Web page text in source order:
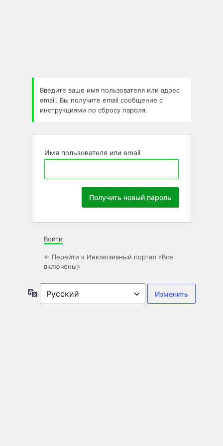
Введите ваше имя пользователя или адрес
email. Вы получите email сообщение с
инструкциями по сбросу пароля.
Имя пользователя или email
Войти
← Перейти к Инклюзивный портал «Все
включены»
Язык